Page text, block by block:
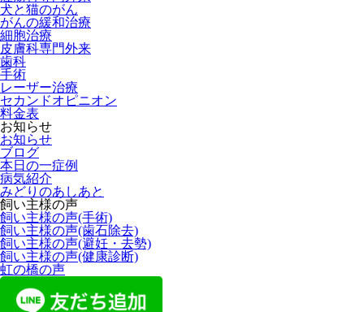
犬と猫のがん
がんの緩和治療
細胞治療
皮膚科専門外来
歯科
手術
レーザー治療
セカンドオピニオン
料金表
お知らせ
お知らせ
ブログ
本日の一症例
病気紹介
みどりのあしあと
飼い主様の声
飼い主様の声(手術)
飼い主様の声(歯石除去)
飼い主様の声(避妊・去勢)
飼い主様の声(健康診断)
虹の橋の声